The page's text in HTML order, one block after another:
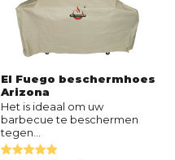
El Fuego beschermhoes
Arizona
Het is ideaal om uw
barbecue te beschermen
tegen...